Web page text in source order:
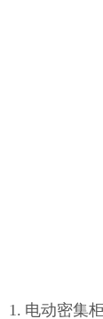
1. 电动密集